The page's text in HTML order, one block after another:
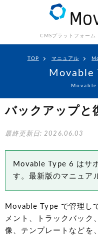
CMSプラットフォー
TOP マニュアル
Movable
Movable
バックアップと
最終更新日: 2026.06.03
Movable Type 6 はサ
す。最新版のマニュア
Movable Type で管理し
メント、トラックバック
像、テンプレートなどを